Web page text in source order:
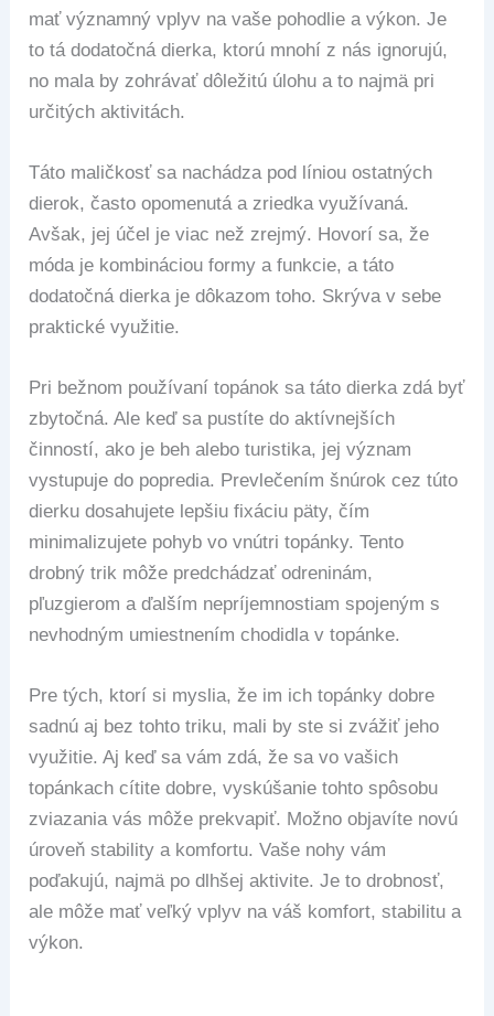
mať významný vplyv na vaše pohodlie a výkon. Je
to tá dodatočná dierka, ktorú mnohí z nás ignorujú,
no mala by zohrávať dôležitú úlohu a to najmä pri
určitých aktivitách.
Táto maličkosť sa nachádza pod líniou ostatných
dierok, často opomenutá a zriedka využívaná.
Avšak, jej účel je viac než zrejmý. Hovorí sa, že
móda je kombináciou formy a funkcie, a táto
dodatočná dierka je dôkazom toho. Skrýva v sebe
praktické využitie.
Pri bežnom používaní topánok sa táto dierka zdá byť
zbytočná. Ale keď sa pustíte do aktívnejších
činností, ako je beh alebo turistika, jej význam
vystupuje do popredia. Prevlečením šnúrok cez túto
dierku dosahujete lepšiu fixáciu päty, čím
minimalizujete pohyb vo vnútri topánky. Tento
drobný trik môže predchádzať odreninám,
pľuzgierom a ďalším nepríjemnostiam spojeným s
nevhodným umiestnením chodidla v topánke.
Pre tých, ktorí si myslia, že im ich topánky dobre
sadnú aj bez tohto triku, mali by ste si zvážiť jeho
využitie. Aj keď sa vám zdá, že sa vo vašich
topánkach cítite dobre, vyskúšanie tohto spôsobu
zviazania vás môže prekvapiť. Možno objavíte novú
úroveň stability a komfortu. Vaše nohy vám
poďakujú, najmä po dlhšej aktivite. Je to drobnosť,
ale môže mať veľký vplyv na váš komfort, stabilitu a
výkon.